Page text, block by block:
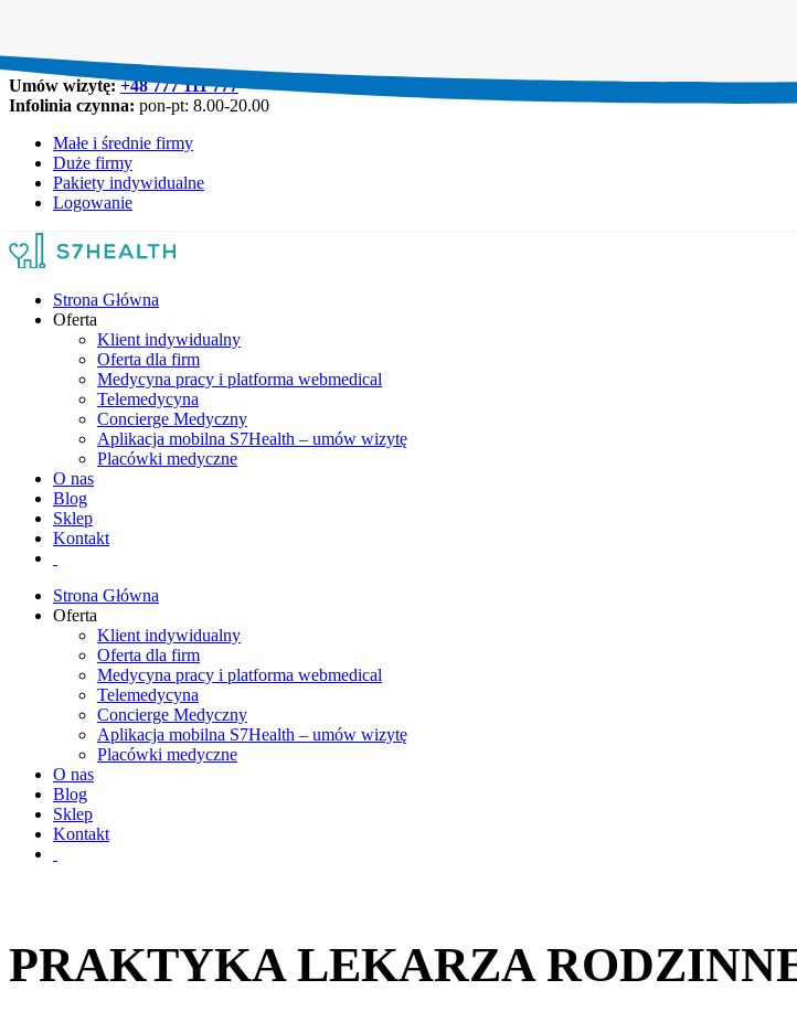
Umów wizytę:+48 777 111 777
Infolinia czynna: pon-pt: 8.00-20.00
Małe i średnie firmy
Duże firmy
Pakiety indywidualne
Logowanie
Strona Główna
Oferta
Klient indywidualny
Oferta dla firm
Medycyna pracy i platforma webmedical
Telemedycyna
Concierge Medyczny
Aplikacja mobilna S7Health – umów wizytę
Placówki medyczne
O nas
Blog
Sklep
Kontakt
Strona Główna
Oferta
Klient indywidualny
Oferta dla firm
Medycyna pracy i platforma webmedical
Telemedycyna
Concierge Medyczny
Aplikacja mobilna S7Health – umów wizytę
Placówki medyczne
O nas
Blog
Sklep
Kontakt
PRAKTYKA LEKARZA